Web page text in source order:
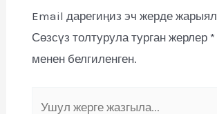
Email дарегиңиз эч жерде
Сөзсүз толтурула турган жерлер *
менен белгиленген.